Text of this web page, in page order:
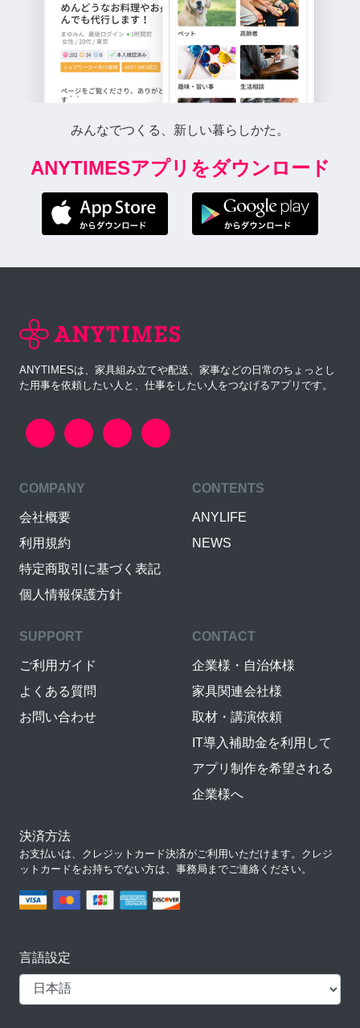
みんなでつくる、新しい暮らしかた。
ANYTIMESアプリをダウンロード
ANYTIMESは、家具組み立てや配送、家事などの日常のちょっとし
た用事を依頼したい人と、仕事をしたい人をつなげるアプリです。
COMPANY
会社概要
利用規約
特定商取引に基づく表記
個人情報保護方針
CONTENTS
ANYLIFE
NEWS
SUPPORT
ご利用ガイド
よくある質問
お問い合わせ
CONTACT
企業様・自治体様
家具関連会社様
取材・講演依頼
IT導入補助金を利用して
アプリ制作を希望される
企業様へ
決済方法
お支払いは、クレジットカード決済がご利用いただけます。クレジ
ットカードをお持ちでない方は、事務局までご連絡ください。
言語設定